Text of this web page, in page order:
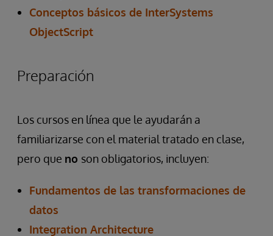
Conceptos básicos de InterSystems
ObjectScript
Preparación
Los cursos en línea que le ayudarán a
familiarizarse con el material tratado en clase,
pero que no son obligatorios, incluyen:
Fundamentos de las transformaciones de
datos
Integration Architecture